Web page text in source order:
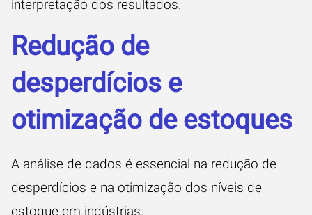
interpretação dos resultados.
Redução de
desperdícios e
otimização de estoques
A análise de dados é essencial na redução de
desperdícios e na otimização dos níveis de
estoque em indústrias.